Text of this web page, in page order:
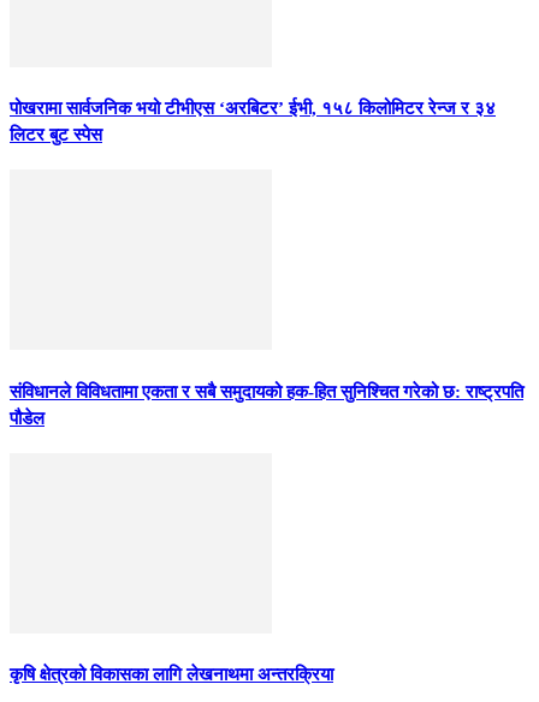
पोखरामा सार्वजनिक भयो टीभीएस ‘अरबिटर’ ईभी, १५८ किलोमिटर रेन्ज र ३४
लिटर बुट स्पेस
संविधानले विविधतामा एकता र सबै समुदायको हक-हित सुनिश्चित गरेको छ: राष्ट्रपति
पौडेल
कृषि क्षेत्रको विकासका लागि लेखनाथमा अन्तरक्रिया